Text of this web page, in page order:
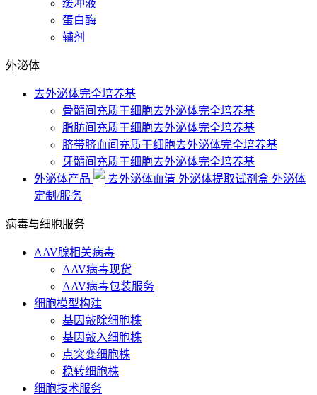
缓冲液
蛋白酶
辅剂
外泌体
去外泌体完全培养基
骨髓间充质干细胞去外泌体完全培养基
脂肪间充质干细胞去外泌体完全培养基
脐带脐血间充质干细胞去外泌体完全培养基
牙髓间充质干细胞去外泌体完全培养基
外泌体产品
去外泌体血清 外泌体提取试剂盒 外泌体
定制/服务
病毒与细胞服务
AAV腺相关病毒
AAV病毒现货
AAV病毒包装服务
细胞模型构建
基因敲除细胞株
基因敲入细胞株
点突变细胞株
稳转细胞株
细胞技术服务